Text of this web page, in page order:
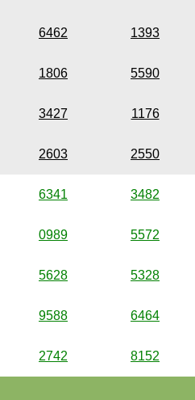
6462 1393
1806 5590
3427 1176
2603 2550
6341 3482
0989 5572
5628 5328
9588 6464
2742 8152